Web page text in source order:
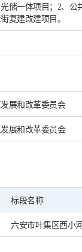
储一体项目；2、
复建改建项目。
展和改革委员会
展和改革委员会
标段名称
六安市叶集区西小